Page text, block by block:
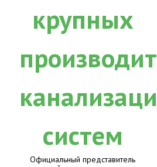
Официальный представитель